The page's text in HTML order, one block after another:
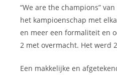
“We are the champions”
het kampioenschap met
en meer een formaliteit en
2 met overmacht. Het werd
Een makkelijke en